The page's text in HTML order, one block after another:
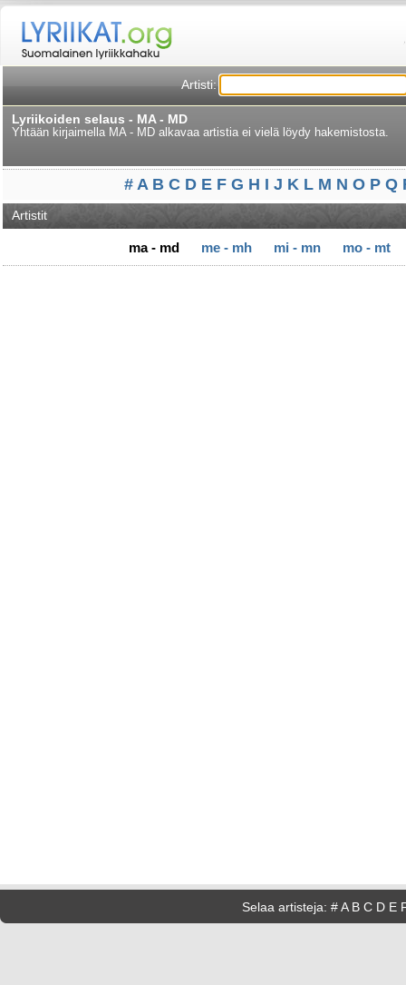
Artisti:
Lyriikoiden selaus - MA - MD
Yhtään kirjaimella MA - MD alkavaa artistia ei vielä löydy hakemistosta.
# A B C D E F G H I J K L M N O P Q
Artistit
ma - md me - mh mi - mn mo - mt
Selaa artisteja: # A B C D E